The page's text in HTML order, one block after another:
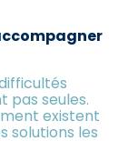
pas seules.
existent
solutions les